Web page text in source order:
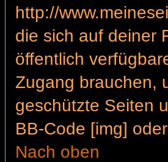
http://
die sich auf deiner
öffentlich
Zugang brauchen,
geschützte Seiten
BB-Code [img]
Nach oben